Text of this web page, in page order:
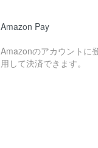
Amazon Pay
Amazonのアカウントに
用して決済できます。